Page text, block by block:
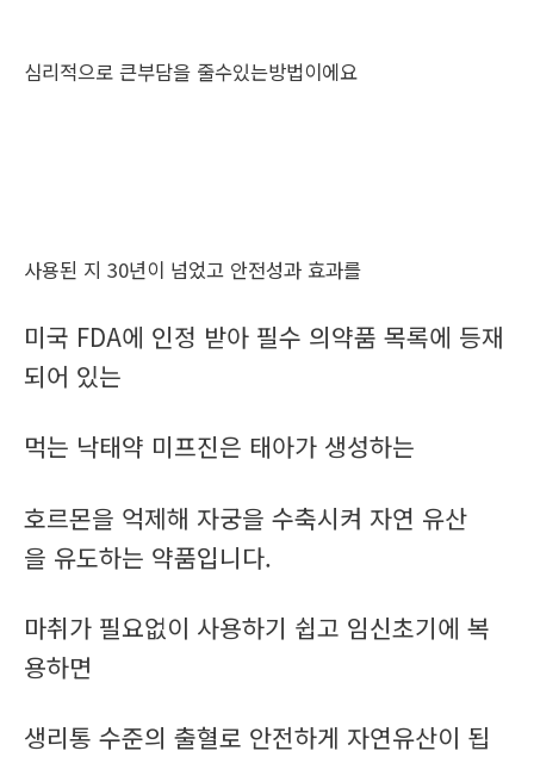
심리적으로 큰부담을 줄수있는방법이에요
사용된 지 30년이 넘었고 안전성과 효과를
미국 FDA에 인정 받아 필수 의약품 목록에 등재
되어 있는
먹는 낙태약 미프진은 태아가 생성하는
호르몬을 억제해 자궁을 수축시켜 자연 유산
을 유도하는 약품입니다.
마취가 필요없이 사용하기 쉽고 임신초기에 복
용하면
생리통 수준의 출혈로 안전하게 자연유산이 됩